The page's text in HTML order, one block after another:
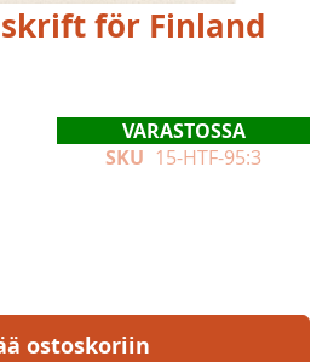
för Finland
VARASTOSSA
SKU 15-HTF-95:3
ostoskoriin